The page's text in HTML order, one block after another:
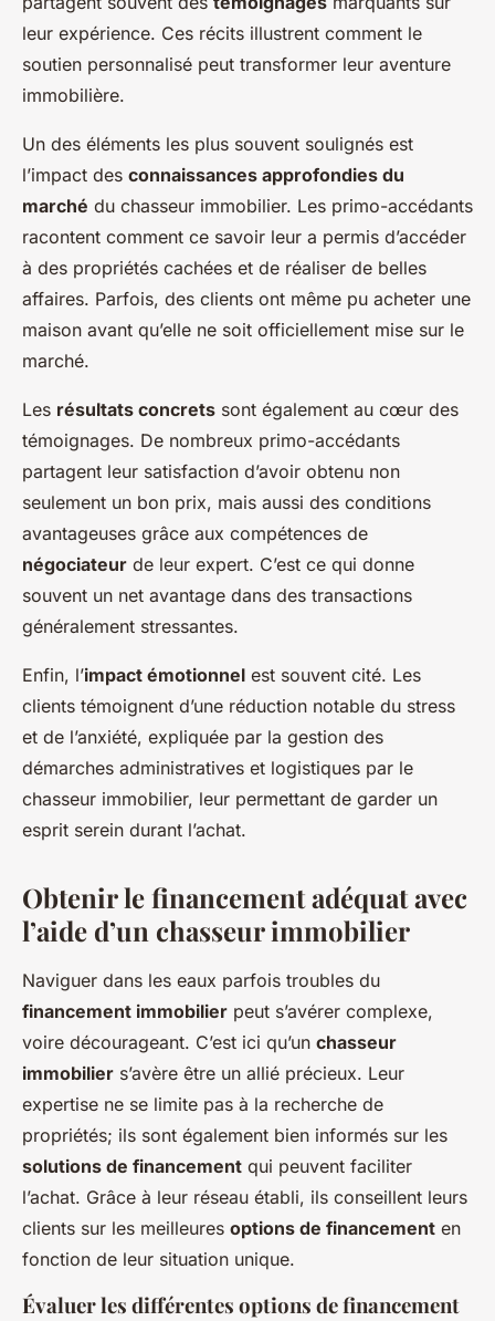
leur expérience. Ces récits illustrent comment le
soutien personnalisé peut transformer leur aventure
immobilière.
Un des éléments les plus souvent soulignés est
l’impact des connaissances approfondies du
marché du chasseur immobilier. Les primo-accédants
racontent comment ce savoir leur a permis d’accéder
à des propriétés cachées et de réaliser de belles
affaires. Parfois, des clients ont même pu acheter une
maison avant qu’elle ne soit officiellement mise sur le
marché.
Les résultats concrets sont également au cœur des
témoignages. De nombreux primo-accédants
partagent leur satisfaction d’avoir obtenu non
seulement un bon prix, mais aussi des conditions
avantageuses grâce aux compétences de
négociateur de leur expert. C’est ce qui donne
souvent un net avantage dans des transactions
généralement stressantes.
Enfin, l’impact émotionnel est souvent cité. Les
clients témoignent d’une réduction notable du stress
et de l’anxiété, expliquée par la gestion des
démarches administratives et logistiques par le
chasseur immobilier, leur permettant de garder un
esprit serein durant l’achat.
Obtenir le financement adéquat avec
l’aide d’un chasseur immobilier
Naviguer dans les eaux parfois troubles du
financement immobilier peut s’avérer complexe,
voire décourageant. C’est ici qu’un chasseur
immobilier s’avère être un allié précieux. Leur
expertise ne se limite pas à la recherche de
propriétés; ils sont également bien informés sur les
solutions de financement qui peuvent faciliter
l’achat. Grâce à leur réseau établi, ils conseillent leurs
clients sur les meilleures options de financement en
fonction de leur situation unique.
Évaluer les différentes options de financement